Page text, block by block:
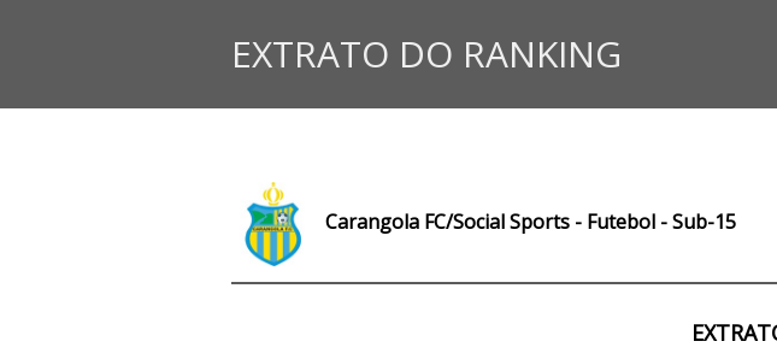
EXTRATO DO RANKING
Carangola FC/Social Sports - Futebol - Sub-15